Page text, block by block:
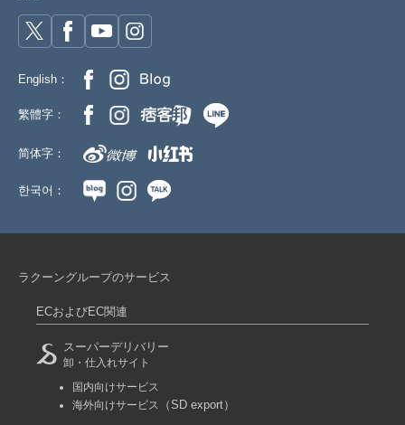
English：
繁體字：
简体字：
한국어：
ラクーングループのサービス
ECおよびEC関連
スーパーデリバリー
卸・仕入れサイト
国内向けサービス
海外向けサービス
（SD export）